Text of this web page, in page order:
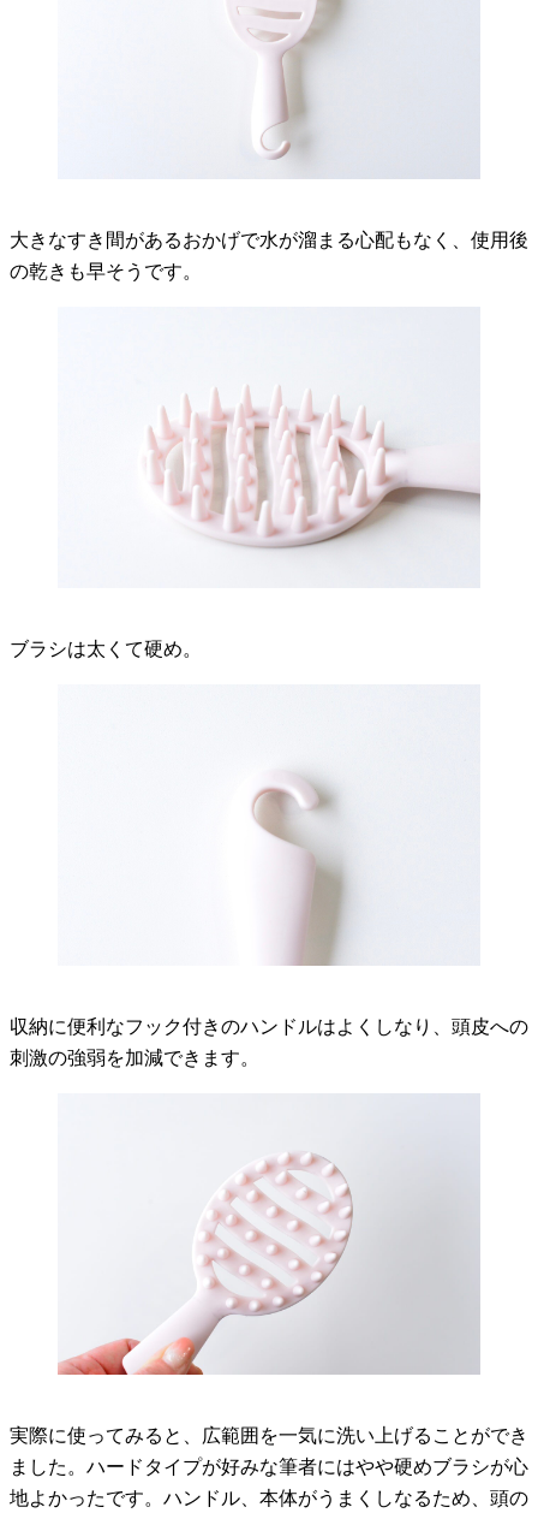
大きなすき間があるおかげで水が溜まる心配もなく、使用後
の乾きも早そうです。
ブラシは太くて硬め。
収納に便利なフック付きのハンドルはよくしなり、頭皮への
刺激の強弱を加減できます。
実際に使ってみると、広範囲を一気に洗い上げることができ
ました。ハードタイプが好みな筆者にはやや硬めブラシが心
地よかったです。ハンドル、本体がうまくしなるため、頭の